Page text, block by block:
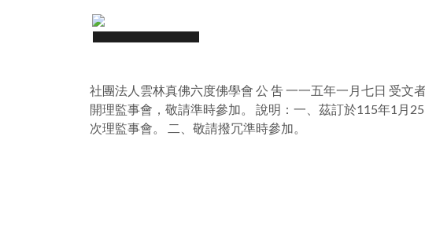
社團法人雲林真佛六度佛學會 公 吿 一一五年一月七日 受
開理監事會，敬請準時參加。 說明：一、茲訂於115年1月
次理監事會。 二、敬請撥冗準時參加。